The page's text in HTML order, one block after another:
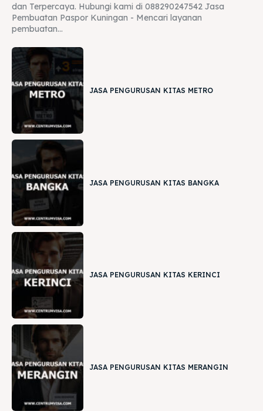
dan Terpercaya. Hubungi kami di 088290247542 Jasa
Pembuatan Paspor Kuningan - Mencari layanan
pembuatan...
JASA PENGURUSAN KITAS METRO
JASA PENGURUSAN KITAS BANGKA
JASA PENGURUSAN KITAS KERINCI
JASA PENGURUSAN KITAS MERANGIN